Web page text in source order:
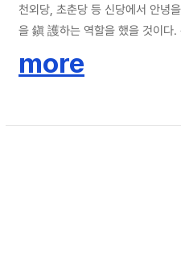
천외당, 초춘당 등 신당에서 안녕
을 鎭 護하는 역할을 했을 것이다.
more